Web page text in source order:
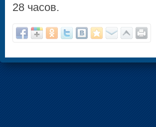
28 часов.